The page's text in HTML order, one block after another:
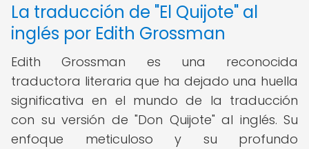
La traducción de "El Quijote" al
inglés por Edith Grossman
Edith Grossman es una reconocida
traductora literaria que ha dejado una huella
significativa en el mundo de la traducción
con su versión de "Don Quijote" al inglés. Su
enfoque meticuloso y su profundo